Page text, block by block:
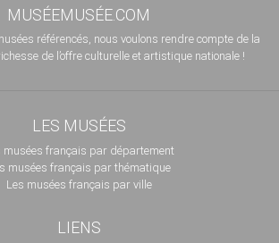
MUSÉEMUSÉE.COM
référencés, nous voulons rendre compte de la
de l’offre culturelle et artistique nationale !
LES MUSÉES
musées français par département
musées français par thématique
Les musées français par ville
LIENS